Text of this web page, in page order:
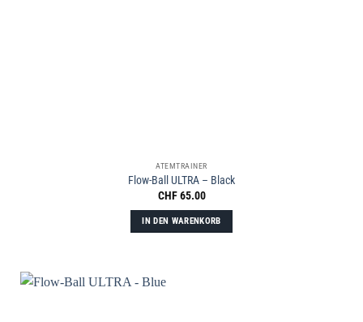
ATEMTRAINER
Flow-Ball ULTRA – Black
CHF65.00
IN DEN WARENKORB